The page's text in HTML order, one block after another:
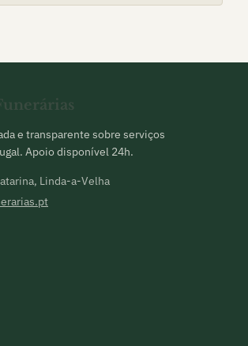
e transparente sobre serviços
Apoio disponível 24h.
Linda-a-Velha